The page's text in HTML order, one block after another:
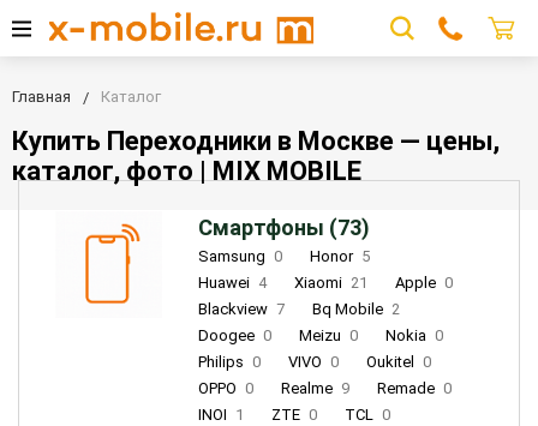
Главная Каталог
Купить Переходники в Москве — цены,
каталог, фото | MIX MOBILE
Смартфоны (73)
Samsung 0 Honor 5
Huawei 4 Xiaomi 21 Apple 0
Blackview 7 Bq Mobile 2
Doogee 0 Meizu 0 Nokia 0
Philips 0 VIVO 0 Oukitel
0
OPPO 0 Realme 9 Remade 0
INOI 1 ZTE 0 TCL 0